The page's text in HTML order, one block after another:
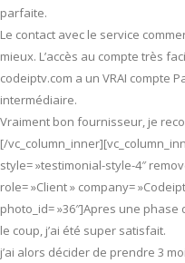
parfaite.
Le contact avec le service
mieux. L’accès au compte très
codeiptv.com a un VRAI compte
intermédiaire.
Vraiment bon fournisseur, je
[/
style= »testimonial-style-4″
role= »Client » company=
photo_id= »36″]Apres une
le coup, j’ai été super satisfait.
j’ai alors décider de prendre 3